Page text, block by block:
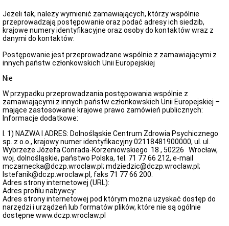
Jeżeli tak, należy wymienić zamawiających, którzy wspólnie
przeprowadzają postępowanie oraz podać adresy ich siedzib,
krajowe numery identyfikacyjne oraz osoby do kontaktów wraz z
danymi do kontaktów:
Postępowanie jest przeprowadzane wspólnie z zamawiającymi z
innych państw członkowskich Unii Europejskiej
Nie
W przypadku przeprowadzania postępowania wspólnie z
zamawiającymi z innych państw członkowskich Unii Europejskiej –
mające zastosowanie krajowe prawo zamówień publicznych:
Informacje dodatkowe:
I. 1) NAZWA I ADRES: Dolnośląskie Centrum Zdrowia Psychicznego
sp. z o.o., krajowy numer identyfikacyjny 02118481900000, ul. ul.
Wybrzeże Józefa Conrada-Korzeniowskiego 18 , 50226 Wrocław,
woj. dolnośląskie, państwo Polska, tel. 71 77 66 212, e-mail
mczarnecka@dczp.wroclaw.pl; mdziedzic@dczp.wroclaw.pl;
lstefanik@dczp.wroclaw.pl, faks 71 77 66 200.
Adres strony internetowej (URL):
Adres profilu nabywcy:
Adres strony internetowej pod którym można uzyskać dostęp do
narzędzi i urządzeń lub formatów plików, które nie są ogólnie
dostępne www.dczp.wroclaw.pl